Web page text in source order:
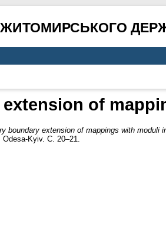
ЖИТОМИРСЬКОГО
of
boundary extension of mappings with moduli
Odesa-Kyiv. С. 20–21.